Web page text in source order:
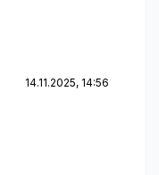
14.11.2025, 14:56